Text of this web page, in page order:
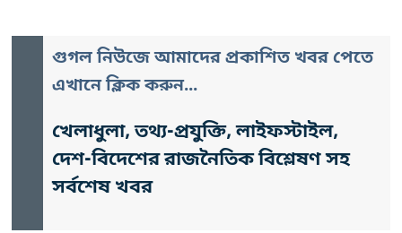
গুগল নিউজে আমাদের প্রকাশিত খবর পেতে
এখানে ক্লিক করুন...
খেলাধুলা, তথ্য-প্রযুক্তি, লাইফস্টাইল,
দেশ-বিদেশের রাজনৈতিক বিশ্লেষণ সহ
সর্বশেষ খবর